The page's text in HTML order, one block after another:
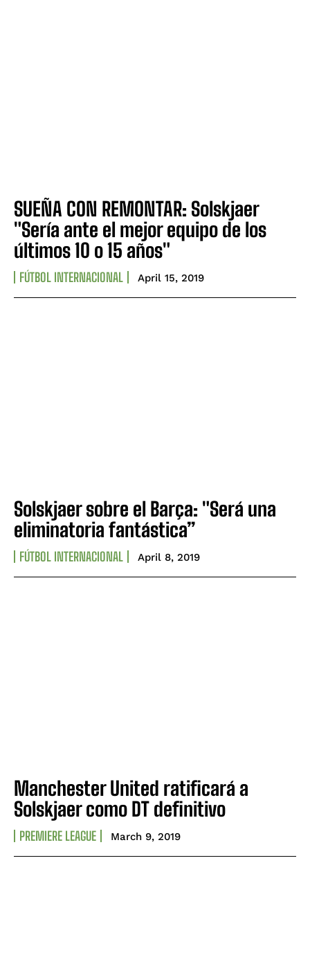
SUEÑA CON REMONTAR: Solskjaer
"Sería ante el mejor equipo de los
últimos 10 o 15 años"
FÚTBOL INTERNACIONAL April 15, 2019
Solskjaer sobre el Barça: "Será una
eliminatoria fantástica”
FÚTBOL INTERNACIONAL April 8, 2019
Manchester United ratificará a
Solskjaer como DT definitivo
PREMIERE LEAGUE March 9, 2019